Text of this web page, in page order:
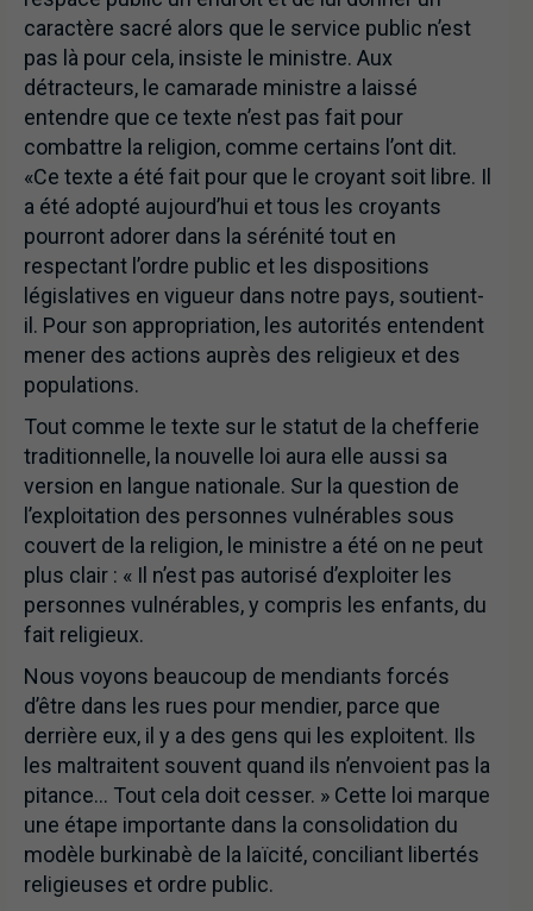
caractère sacré alors que le service public n’est
pas là pour cela, insiste le ministre. Aux
détracteurs, le camarade ministre a laissé
entendre que ce texte n’est pas fait pour
combattre la religion, comme certains l’ont dit.
«Ce texte a été fait pour que le croyant soit libre. Il
a été adopté aujourd’hui et tous les croyants
pourront adorer dans la sérénité tout en
respectant l’ordre public et les dispositions
législatives en vigueur dans notre pays, soutient-
il. Pour son appropriation, les autorités entendent
mener des actions auprès des religieux et des
populations.
Tout comme le texte sur le statut de la chefferie
traditionnelle, la nouvelle loi aura elle aussi sa
version en langue nationale. Sur la question de
l’exploitation des personnes vulnérables sous
couvert de la religion, le ministre a été on ne peut
plus clair : « Il n’est pas autorisé d’exploiter les
personnes vulnérables, y compris les enfants, du
fait religieux.
Nous voyons beaucoup de mendiants forcés
d’être dans les rues pour mendier, parce que
derrière eux, il y a des gens qui les exploitent. Ils
les maltraitent souvent quand ils n’envoient pas la
pitance… Tout cela doit cesser. » Cette loi marque
une étape importante dans la consolidation du
modèle burkinabè de la laïcité, conciliant libertés
religieuses et ordre public.